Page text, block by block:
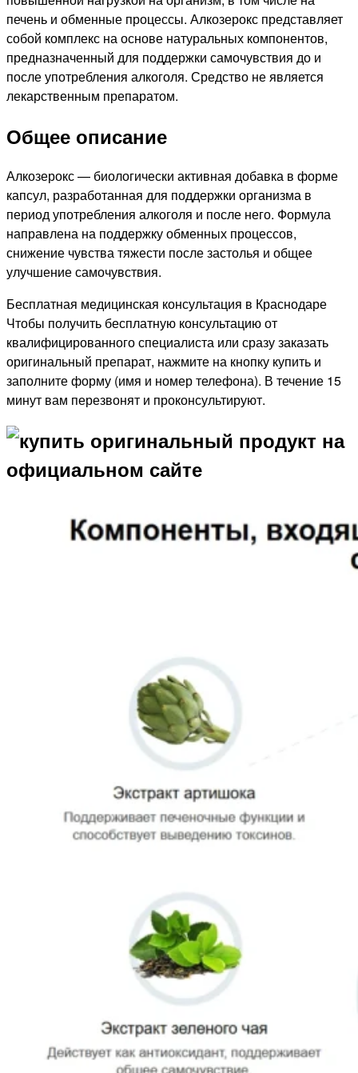
печень и обменные процессы. Алкозерокс представляет
собой комплекс на основе натуральных компонентов,
предназначенный для поддержки самочувствия до и
после употребления алкоголя. Средство не является
лекарственным препаратом.
Общее описание
Алкозерокс — биологически активная добавка в форме
капсул, разработанная для поддержки организма в
период употребления алкоголя и после него. Формула
направлена на поддержку обменных процессов,
снижение чувства тяжести после застолья и общее
улучшение самочувствия.
Бесплатная медицинская консультация в Краснодаре
Чтобы получить бесплатную консультацию от
квалифицированного специалиста или сразу заказать
оригинальный препарат, нажмите на кнопку купить и
заполните форму (имя и номер телефона). В течение 15
минут вам перезвонят и проконсультируют.